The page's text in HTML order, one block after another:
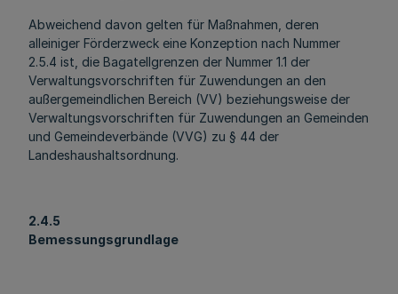
Abweichend davon gelten für Maßnahmen, deren
alleiniger Förderzweck eine Konzeption nach Nummer
2.5.4 ist, die Bagatellgrenzen der Nummer 1.1 der
Verwaltungsvorschriften für Zuwendungen an den
außergemeindlichen Bereich (VV) beziehungsweise der
Verwaltungsvorschriften für Zuwendungen an Gemeinden
und Gemeindeverbände (VVG) zu § 44 der
Landeshaushaltsordnung.
2.4.5
Bemessungsgrundlage